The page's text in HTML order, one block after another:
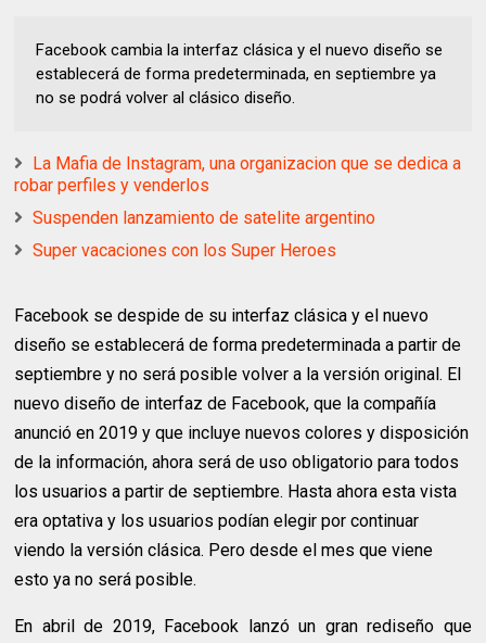
Facebook cambia la interfaz clásica y el nuevo diseño se
establecerá de forma predeterminada, en septiembre ya
no se podrá volver al clásico diseño.
La Mafia de Instagram, una organizacion que se dedica a
robar perfiles y venderlos
Suspenden lanzamiento de satelite argentino
Super vacaciones con los Super Heroes
Facebook se despide de su interfaz clásica y el nuevo
diseño se establecerá de forma predeterminada a partir de
septiembre y no será posible volver a la versión original. El
nuevo diseño de interfaz de Facebook, que la compañía
anunció en 2019 y que incluye nuevos colores y disposición
de la información, ahora será de uso obligatorio para todos
los usuarios a partir de septiembre. Hasta ahora esta vista
era optativa y los usuarios podían elegir por continuar
viendo la versión clásica. Pero desde el mes que viene
esto ya no será posible.
En abril de 2019, Facebook lanzó un gran rediseño que